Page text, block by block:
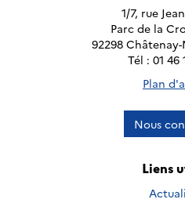
1/7, rue
Parc de la
92298
Tél : 01 46
Plan
Nous
Liens